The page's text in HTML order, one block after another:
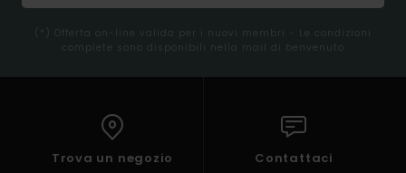
(*) Offerta on-line valida per i nuovi membri - Le condizioni
complete sono disponibili nella mail di benvenuto
Trova un negozio Contattaci